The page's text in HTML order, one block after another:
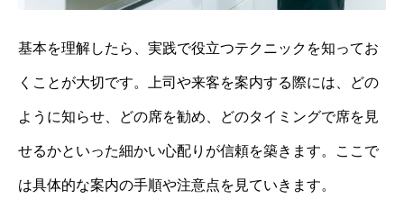
基本を理解したら、実践で役立つテクニックを知ってお
くことが大切です。上司や来客を案内する際には、どの
ように知らせ、どの席を勧め、どのタイミングで席を見
せるかといった細かい心配りが信頼を築きます。ここで
は具体的な案内の手順や注意点を見ていきます。